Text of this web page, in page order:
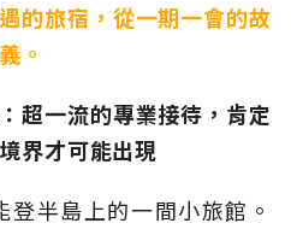
的旅宿，從一期一會的故
。
超一流的專業接待，肯定
界才可能出現
半島上的一間小旅館。